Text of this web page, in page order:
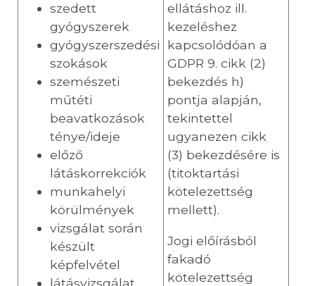
szedett
gyógyszerek
gyógyszerszedési
szokások
szemészeti
műtéti
beavatkozások
ténye/ideje
előző
látáskorrekciók
munkahelyi
körülmények
vizsgálat során
készült
képfelvétel
látásvizsgálat
ellátáshoz ill.
kezeléshez
kapcsolódóan a
GDPR 9. cikk (2)
bekezdés h)
pontja alapján,
tekintettel
ugyanezen cikk
(3) bekezdésére is
(titoktartási
kötelezettség
mellett).
Jogi előírásból
fakadó
kötelezettség